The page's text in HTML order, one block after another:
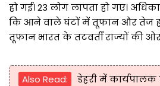
हो गई। 23 लोग लापता हो गए।
कि आने वाले घंटों में तूफान और तेज
तूफान भारत के तटवर्ती राज्यों की ओर
Also Read:
डेहरी में कार्यपालक